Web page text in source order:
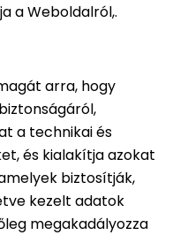
a Weboldalról,.
arra, hogy
a technikai és
és kialakítja azokat
biztosítják,
kezelt adatok
megakadályozza